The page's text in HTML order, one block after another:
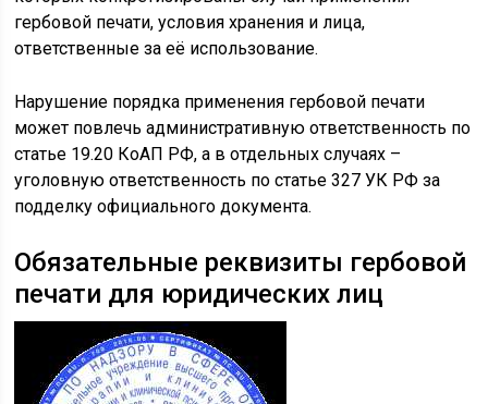
гербовой печати, условия хранения и лица,
ответственные за её использование.
Нарушение порядка применения гербовой печати
может повлечь административную ответственность по
статье 19.20 КоАП РФ, а в отдельных случаях –
уголовную ответственность по статье 327 УК РФ за
подделку официального документа.
Обязательные реквизиты гербовой
печати для юридических лиц